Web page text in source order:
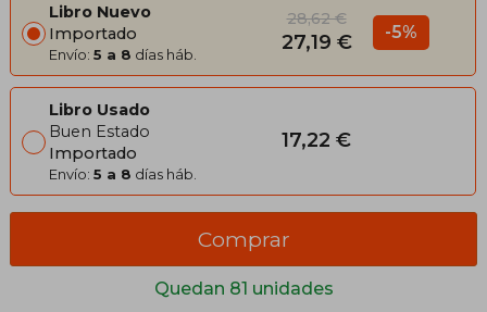
Libro Nuevo
Importado
Envío: 5 a 8 días háb.
28,62 €
27,19 € -5%
Libro Usado
Buen Estado
Importado
Envío: 5 a 8 días háb.
17,22 €
Quedan 81 unidades
Comprar